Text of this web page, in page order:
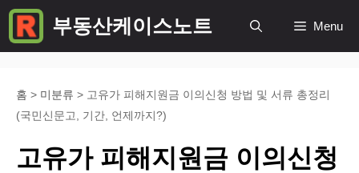
컨
텐
부동산케이스노트 Menu
홈 > 미분류 > 고유가 피해지원금 이의신청 방법 및 서류 총정리
(국민신문고, 기간, 언제까지?)
고유가 피해지원금 이의신청